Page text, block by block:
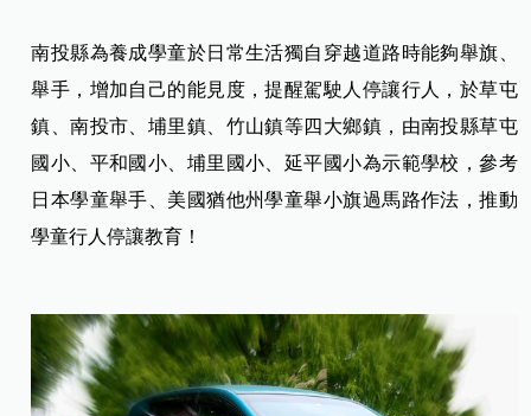
南投縣為養成學童於日常生活獨自穿越道路時能夠舉旗、
舉手，增加自己的能見度，提醒駕駛人停讓行人，於草屯
鎮、南投市、埔里鎮、竹山鎮等四大鄉鎮，由南投縣草屯
國小、平和國小、埔里國小、延平國小為示範學校，參考
日本學童舉手、美國猶他州學童舉小旗過馬路作法，推動
學童行人停讓教育！